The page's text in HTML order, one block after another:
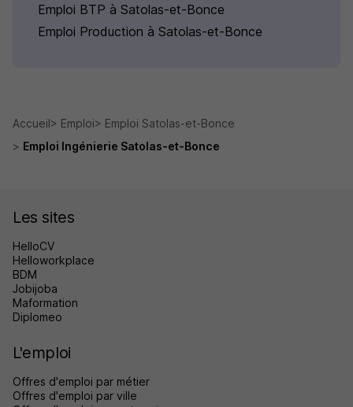
Emploi BTP à Satolas-et-Bonce
Emploi Production à Satolas-et-Bonce
Accueil Emploi
Emploi Satolas-et-Bonce
Emploi Ingénierie Satolas-et-Bonce
Les sites
HelloCV
Helloworkplace
BDM
Jobijoba
Maformation
Diplomeo
L'emploi
Offres d'emploi par métier
Offres d'emploi par ville